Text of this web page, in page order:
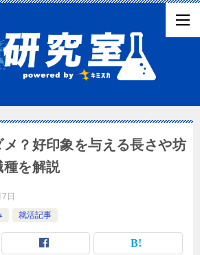
？好印象を与える長さや坊
種を解説
日
就活記事